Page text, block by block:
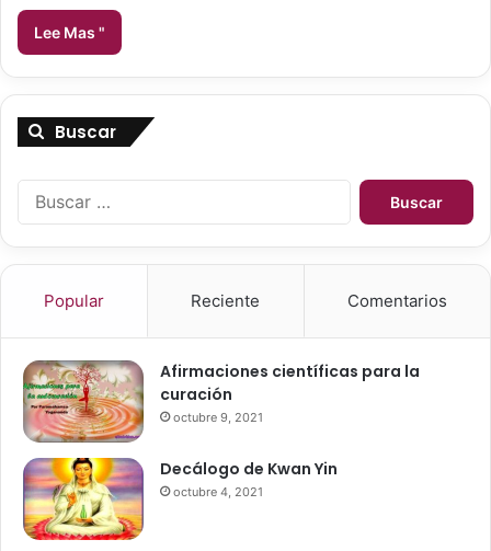
Lee Mas "
Buscar
c
r
Popular Reciente Comentarios
Afirmaciones científicas para la
curación
octubre 9, 2021
Decálogo de Kwan Yin
octubre 4, 2021